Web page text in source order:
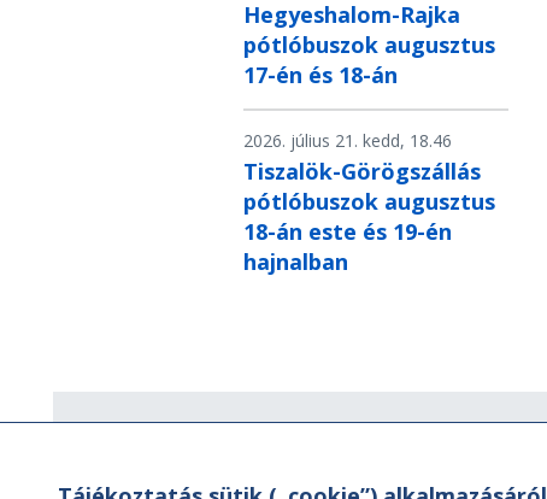
Hegyeshalom-Rajka
pótlóbuszok augusztus
17-én és 18-án
2026. július 21. kedd, 18.46
Tiszalök-Görögszállás
pótlóbuszok augusztus
18-án este és 19-én
hajnalban